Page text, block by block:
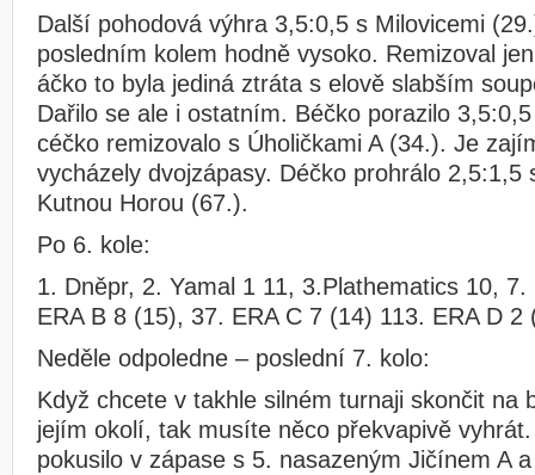
Další pohodová výhra 3,5:0,5 s Milovicemi
posledním kolem hodně vysoko. Remizoval
áčko to byla jediná ztráta s elově slabším
Dařilo se ale i ostatním. Béčko porazilo
céčko remizovalo s Úholičkami A (34.). Je
vycházely dvojzápasy. Déčko prohrálo 2,5:1,5
Kutnou Horou (67.).
Po 6. kole:
1. Dněpr, 2. Yamal 1 11, 3.Plathematics 10,
ERA B 8 (15), 37. ERA C 7 (14) 113. ERA D 2
Neděle odpoledne – poslední 7. kolo:
Když chcete v takhle silném turnaji skončit na
jejím okolí, tak musíte něco překvapivě
pokusilo v zápase s 5. nasazeným Jičínem A